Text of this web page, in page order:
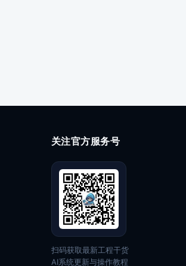
关注官方服务号
扫码获取最新工程干货
AI系统更新与操作教程